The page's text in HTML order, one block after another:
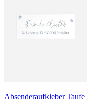
Absenderaufkleber Taufe